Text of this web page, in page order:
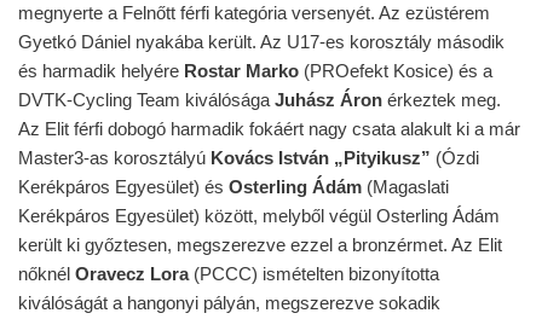
megnyerte a Felnőtt férfi kategória versenyét. Az ezüstérem
Gyetkó Dániel nyakába került. Az U17-es korosztály második
és harmadik helyére Rostar Marko (PROefekt Kosice) és a
DVTK-Cycling Team kiválósága Juhász Áron érkeztek meg.
Az Elit férfi dobogó harmadik fokáért nagy csata alakult ki a már
Master3-as korosztályú Kovács István „Pityikusz” (Ózdi
Kerékpáros Egyesület) és Osterling Ádám (Magaslati
Kerékpáros Egyesület) között, melyből végül Osterling Ádám
került ki győztesen, megszerezve ezzel a bronzérmet. Az Elit
nőknél Oravecz Lora(PCCC) ismételten bizonyította
kiválóságát a hangonyi pályán, megszerezve sokadik